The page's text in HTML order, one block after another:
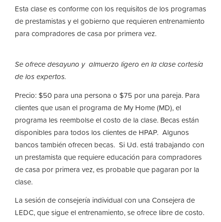
Esta clase es conforme con los requisitos de los programas
de prestamistas y el gobierno que requieren entrenamiento
para compradores de casa por primera vez.
Se ofrece desayuno y almuerzo ligero en la clase cortesía
de los expertos.
Precio: $50 para una persona o $75 por una pareja. Para
clientes que usan el programa de My Home (MD), el
programa les reembolse el costo de la clase. Becas están
disponibles para todos los clientes de HPAP. Algunos
bancos también ofrecen becas. Si Ud. está trabajando con
un prestamista que requiere educación para compradores
de casa por primera vez, es probable que pagaran por la
clase.
La sesión de consejería individual con una Consejera de
LEDC, que sigue el entrenamiento, se ofrece libre de costo.